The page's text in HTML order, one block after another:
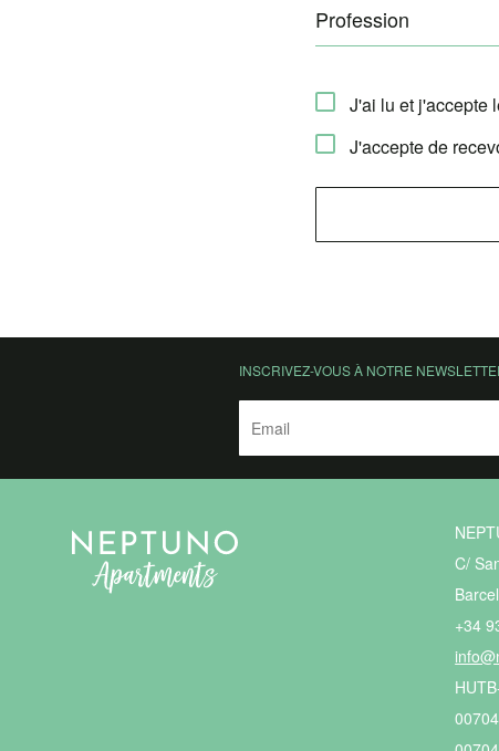
Profession
J'ai lu et j'accepte
J'accepte de
INSCRIVEZ-VOUS À NOTRE
C/
+34